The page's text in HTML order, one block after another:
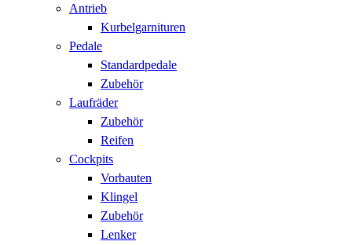
Antrieb
Kurbelgarnituren
Pedale
Standardpedale
Zubehör
Laufräder
Zubehör
Reifen
Cockpits
Vorbauten
Klingel
Zubehör
Lenker